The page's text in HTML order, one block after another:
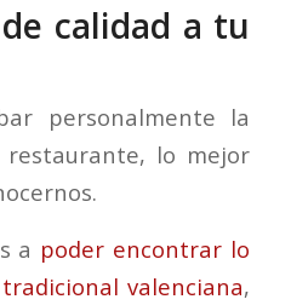
calidad a tu
personalmente la
restaurante, lo mejor
a poder encontrar lo
valenciana,